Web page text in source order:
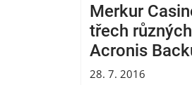
Merkur
třech
Acronis
28. 7. 2016